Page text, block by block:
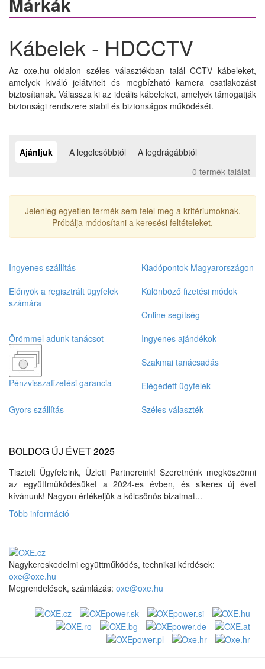
Kábelek - HDCCTV
Az oxe.hu oldalon széles választékban talál CCTV kábeleket,
amelyek kiváló jelátvitelt és megbízható kamera csatlakozást
biztosítanak. Válassza ki az ideális kábeleket, amelyek támogatják
biztonsági rendszere stabil és biztonságos működését.
Ajánljuk A legolcsóbbtól
A legdrágábbtól
0 termék találat
Jelenleg egyetlen termék sem felel meg a kritériumoknak.
Próbálja módosítani a keresési feltételeket.
Ingyenes szállítás
Kiadópontok Magyarországon
Előnyök a regisztrált ügyfelek
számára
Különböző fizetési módok
Online segítség
Örömmel adunk tanácsot
Ingyenes ajándékok
Pénzvisszafizetési garancia
Szakmai tanácsadás
Elégedett ügyfelek
Gyors szállítás
Széles választék
BOLDOG ÚJ ÉVET 2025
Tisztelt Ügyfeleink, Üzleti Partnereink! Szeretnénk megköszönni
az együttműködésüket a 2024-es évben, és sikeres új évet
kívánunk! Nagyon értékeljük a kölcsönös bizalmat...
Több információ
Nagykereskedelmi együttműködés, technikai kérdések:
oxe@oxe.hu
Megrendelések, számlázás: oxe@oxe.hu